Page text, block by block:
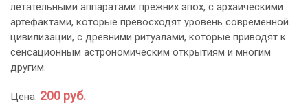
летательными аппаратами прежних эпох, с архаическими
артефактами, которые превосходят уровень современной
цивилизации, с древними ритуалами, которые приводят к
сенсационным астрономическим открытиям и многим
другим.
Цена: 200 руб.